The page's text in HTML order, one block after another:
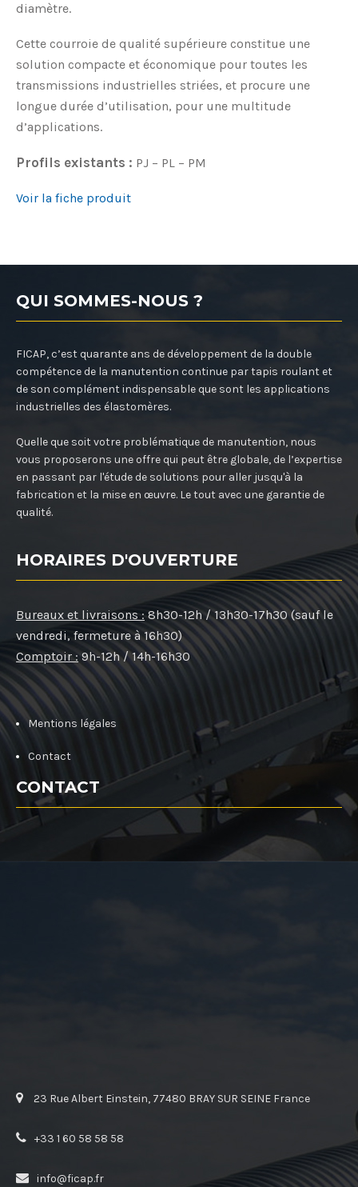
diamètre.
Cette courroie de qualité supérieure constitue une
solution compacte et économique pour toutes les
transmissions industrielles striées, et procure une
longue durée d’utilisation, pour une multitude
d’applications.
Profils existants : PJ – PL – PM
Voir la fiche produit
QUI SOMMES-NOUS ?
FICAP, c’est quarante ans de développement de la double
compétence de la manutention continue par tapis roulant et
de son complément indispensable que sont les applications
industrielles des élastomères.
Quelle que soit votre problématique de manutention, nous
vous proposerons une offre qui peut être globale, de l’expertise
en passant par l'étude de solutions pour aller jusqu'à la
fabrication et la mise en œuvre. Le tout avec une garantie de
qualité.
HORAIRES D'OUVERTURE
Bureaux et livraisons : 8h30-12h / 13h30-17h30 (sauf le
vendredi, fermeture à 16h30)
Comptoir : 9h-12h / 14h-16h30
Mentions légales
Contact
CONTACT
23 Rue Albert Einstein, 77480 BRAY SUR SEINE France
+33 1 60 58 58 58
info@ficap.fr